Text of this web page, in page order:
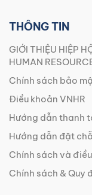
THÔNG TIN
GIỚI THIỆU HIỆP
HUMAN
Chính sách bảo
Điều khoản VNHR
Hướng dẫn thanh
Hướng dẫn đặt chỗ
Chính sách và
Chính sách & Quy